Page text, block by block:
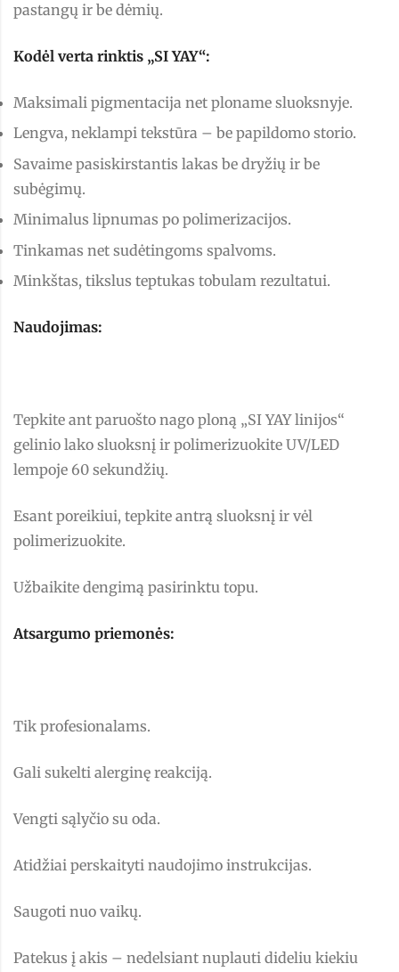
pastangų ir be dėmių.
Kodėl verta rinktis „SI YAY“:
Maksimali pigmentacija net ploname sluoksnyje.
Lengva, neklampi tekstūra – be papildomo storio.
Savaime pasiskirstantis lakas be dryžių ir be
subėgimų.
Minimalus lipnumas po polimerizacijos.
Tinkamas net sudėtingoms spalvoms.
Minkštas, tikslus teptukas tobulam rezultatui.
Naudojimas:
Tepkite ant paruošto nago ploną „SI YAY linijos“
gelinio lako sluoksnį ir polimerizuokite UV/LED
lempoje 60 sekundžių.
Esant poreikiui, tepkite antrą sluoksnį ir vėl
polimerizuokite.
Užbaikite dengimą pasirinktu topu.
Atsargumo priemonės:
Tik profesionalams.
Gali sukelti alerginę reakciją.
Vengti sąlyčio su oda.
Atidžiai perskaityti naudojimo instrukcijas.
Saugoti nuo vaikų.
Patekus į akis – nedelsiant nuplauti dideliu kiekiu